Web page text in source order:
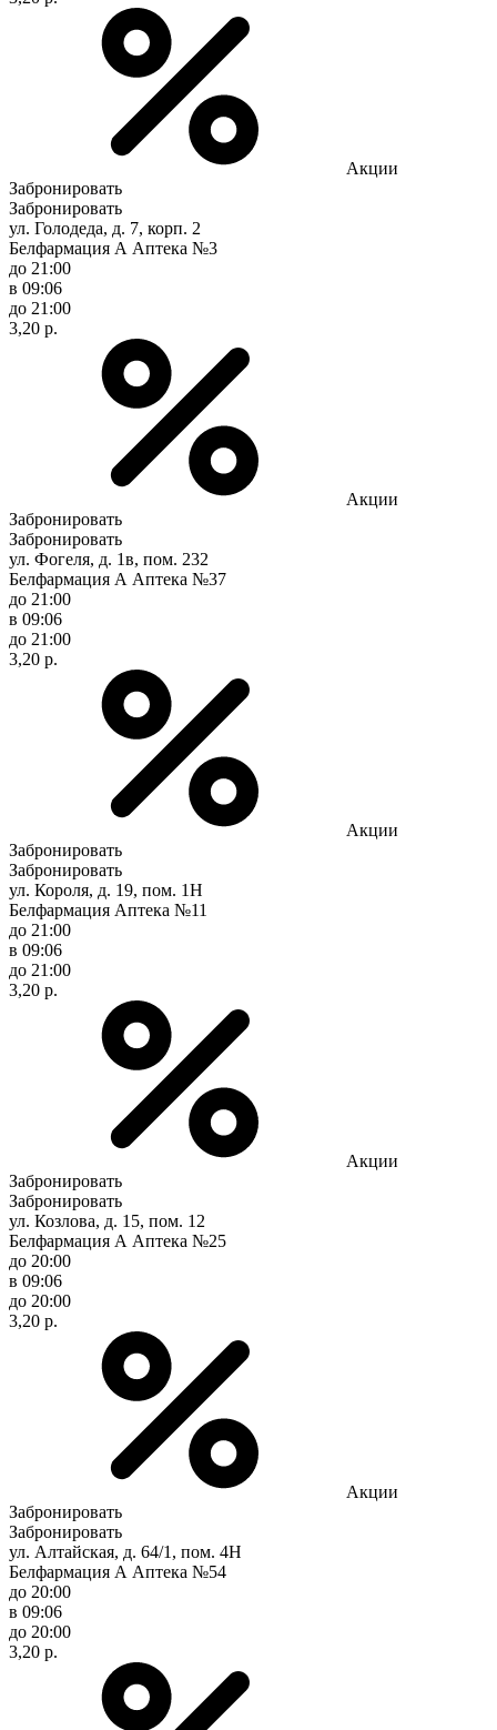
Акции
Забронировать
Забронировать
ул. Голодеда, д. 7, корп. 2
Белфармация А Аптека №3
до 21:00
в 09:06
до 21:00
3,20 р.
Акции
Забронировать
Забронировать
ул. Фогеля, д. 1в, пом. 232
Белфармация А Аптека №37
до 21:00
в 09:06
до 21:00
3,20 р.
Акции
Забронировать
Забронировать
ул. Короля, д. 19, пом. 1Н
Белфармация Аптека №11
до 21:00
в 09:06
до 21:00
3,20 р.
Акции
Забронировать
Забронировать
ул. Козлова, д. 15, пом. 12
Белфармация А Аптека №25
до 20:00
в 09:06
до 20:00
3,20 р.
Акции
Забронировать
Забронировать
ул. Алтайская, д. 64/1, пом. 4Н
Белфармация А Аптека №54
до 20:00
в 09:06
до 20:00
3,20 р.